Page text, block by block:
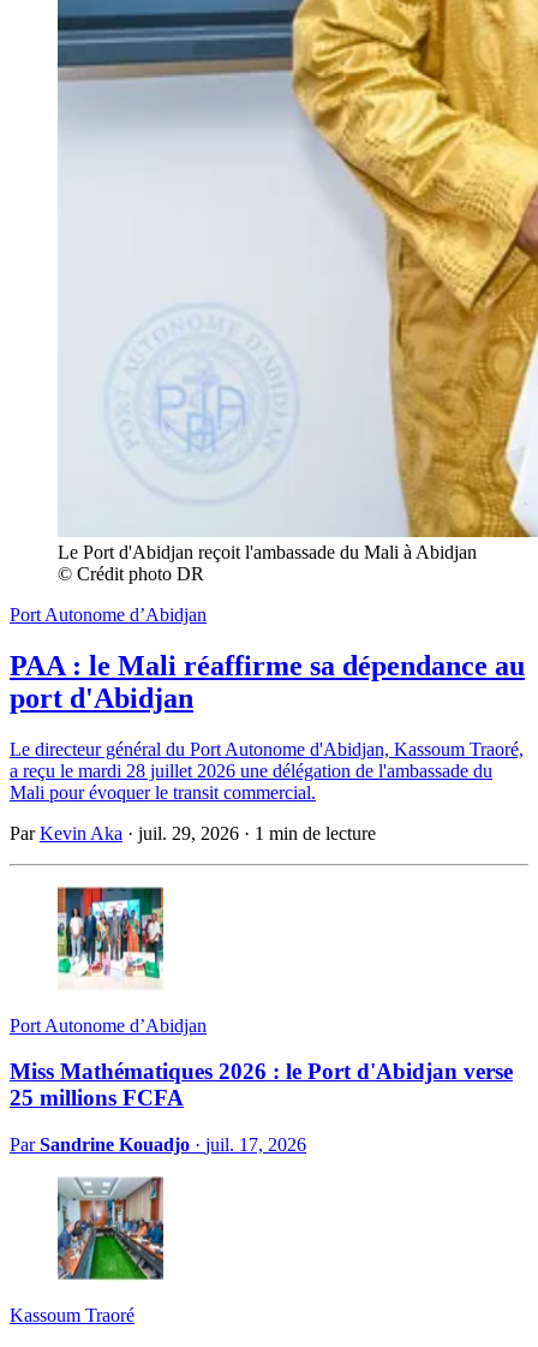
Le Port d'Abidjan reçoit l'ambassade du Mali à Abidjan
© Crédit photo DR
Port Autonome d’Abidjan
PAA : le Mali réaffirme sa dépendance au
port d'Abidjan
Le directeur général du Port Autonome d'Abidjan, Kassoum Traoré,
a reçu le mardi 28 juillet 2026 une délégation de l'ambassade du
Mali pour évoquer le transit commercial.
ParKevin Aka · juil. 29, 2026 · 1 min de lecture
Port Autonome d’Abidjan
Miss Mathématiques 2026 : le Port d'Abidjan verse
25 millions FCFA
ParSandrine Kouadjo · juil. 17, 2026
Kassoum Traoré